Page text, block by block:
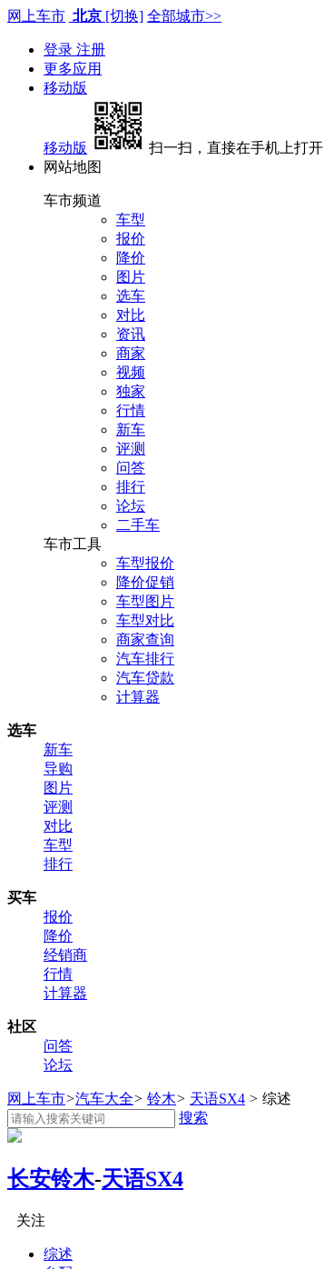
网上车市 北京 [切换] 全部城市>>
登录 注册
更多应用
移动版
移动版
扫一扫，直接在手机上打开
网站地图
车市频道
车型
报价
降价
图片
选车
对比
资讯
商家
视频
独家
行情
新车
评测
问答
排行
论坛
二手车
车市工具
车型报价
降价促销
车型图片
车型对比
商家查询
汽车排行
汽车贷款
计算器
选车
新车
导购
图片
评测
对比
车型
排行
买车
报价
降价
经销商
行情
计算器
社区
问答
论坛
网上车市>汽车大全> 铃木> 天语SX4 > 综述
搜索
长安铃木-天语SX4
关注
综述